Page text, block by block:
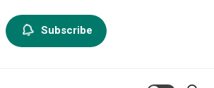
Subscribe